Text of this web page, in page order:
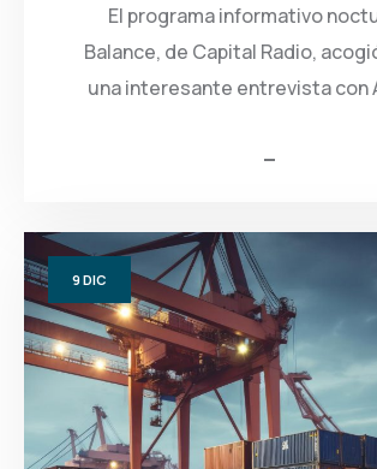
El programa informativo
Balance, de Capital Radio,
una interesante entrevista con
9DIC